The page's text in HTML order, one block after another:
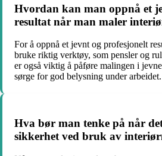
Hvordan kan man oppnå et
resultat når man maler
For å oppnå et jevnt og profesjonelt
bruke riktig verktøy, som pensler og
er også viktig å påføre malingen i
sørge for god belysning under arbeidet.
Hva bør man tenke på når
sikkerhet ved bruk av